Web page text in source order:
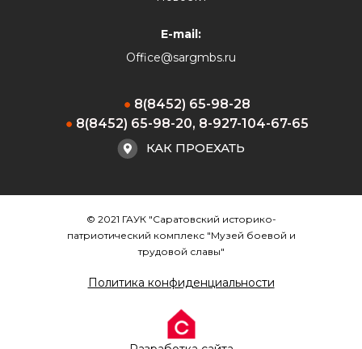
E-mail:
Office@sargmbs.ru
8(8452) 65-98-28
8(8452) 65-98-20, 8-927-104-67-65
КАК ПРОЕХАТЬ
© 2021 ГАУК "Саратовский историко-
патриотический комплекс "Музей боевой и
трудовой славы"
Политика конфиденциальности